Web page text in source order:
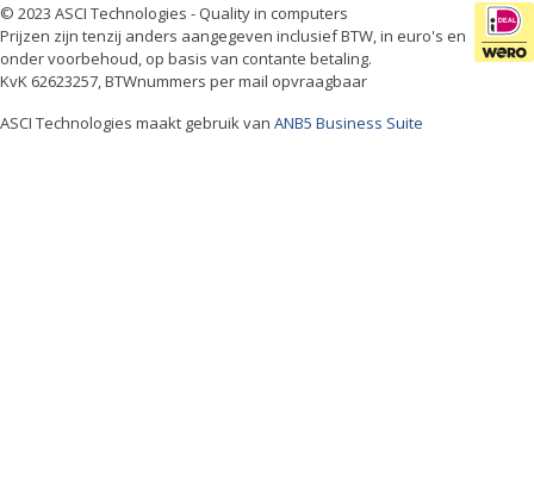
© 2023 ASCI Technologies - Quality in computers
Prijzen zijn tenzij anders aangegeven inclusief BTW, in euro's en
onder voorbehoud, op basis van contante betaling.
KvK 62623257, BTWnummers per mail opvraagbaar
ASCI Technologies maakt gebruik van ANB5 Business Suite